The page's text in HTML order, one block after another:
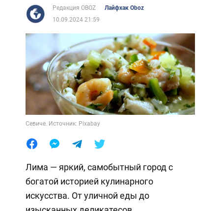
Редакция OBOZ
Лайфхак Oboz
10.09.2024 21:59
Севиче. Источник: Pixabay
Лима — яркий, самобытный город с
богатой историей кулинарного
искусства. От уличной еды до